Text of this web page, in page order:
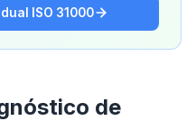
ISO 31000
de